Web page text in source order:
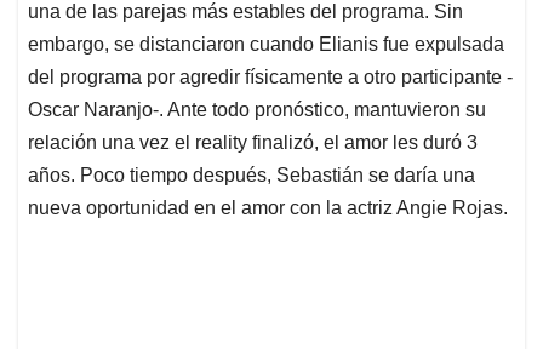
una de las parejas más estables del programa. Sin
embargo, se distanciaron cuando Elianis fue expulsada
del programa por agredir físicamente a otro participante -
Oscar Naranjo-. Ante todo pronóstico, mantuvieron su
relación una vez el reality finalizó, el amor les duró 3
años. Poco tiempo después, Sebastián se daría una
nueva oportunidad en el amor con la actriz Angie Rojas.